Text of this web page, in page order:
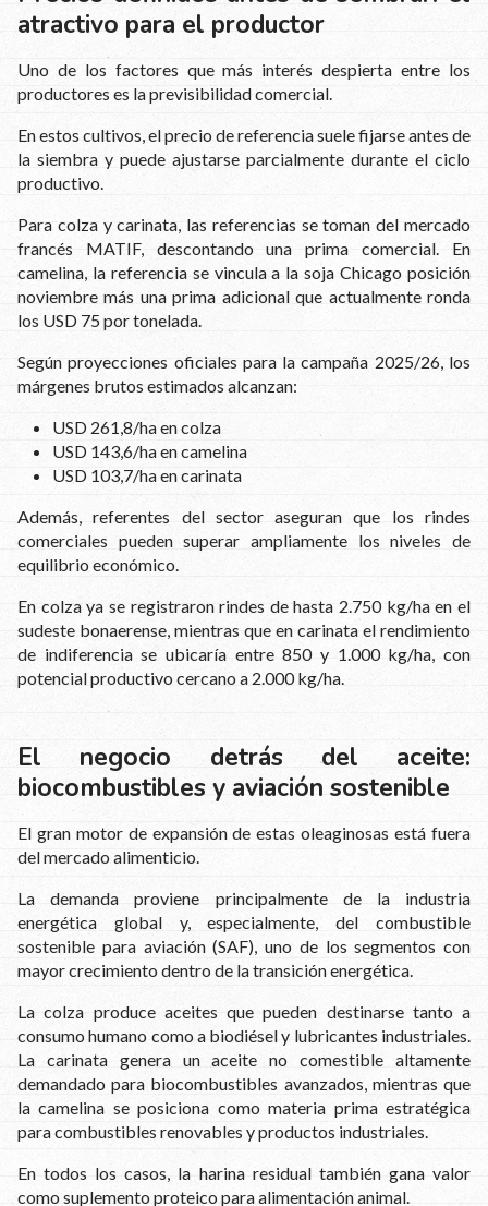
atractivo para el productor
Uno de los factores que más interés despierta entre los
productores es la previsibilidad comercial.
En estos cultivos, el precio de referencia suele fijarse antes de
la siembra y puede ajustarse parcialmente durante el ciclo
productivo.
Para colza y carinata, las referencias se toman del mercado
francés MATIF, descontando una prima comercial. En
camelina, la referencia se vincula a la soja Chicago posición
noviembre más una prima adicional que actualmente ronda
los USD 75 por tonelada.
Según proyecciones oficiales para la campaña 2025/26, los
márgenes brutos estimados alcanzan:
USD 261,8/ha en colza
USD 143,6/ha en camelina
USD 103,7/ha en carinata
Además, referentes del sector aseguran que los rindes
comerciales pueden superar ampliamente los niveles de
equilibrio económico.
En colza ya se registraron rindes de hasta 2.750 kg/ha en el
sudeste bonaerense, mientras que en carinata el rendimiento
de indiferencia se ubicaría entre 850 y 1.000 kg/ha, con
potencial productivo cercano a 2.000 kg/ha.
El negocio detrás del aceite:
biocombustibles y aviación sostenible
El gran motor de expansión de estas oleaginosas está fuera
del mercado alimenticio.
La demanda proviene principalmente de la industria
energética global y, especialmente, del combustible
sostenible para aviación (SAF), uno de los segmentos con
mayor crecimiento dentro de la transición energética.
La colza produce aceites que pueden destinarse tanto a
consumo humano como a biodiésel y lubricantes industriales.
La carinata genera un aceite no comestible altamente
demandado para biocombustibles avanzados, mientras que
la camelina se posiciona como materia prima estratégica
para combustibles renovables y productos industriales.
En todos los casos, la harina residual también gana valor
como suplemento proteico para alimentación animal.